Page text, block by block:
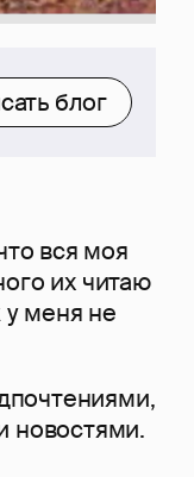
блог
вся моя
их читаю
меня не
новостями.